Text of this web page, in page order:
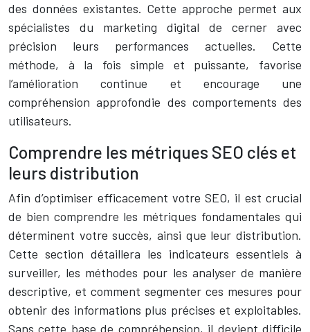
des données existantes. Cette approche permet aux
spécialistes du marketing digital de cerner avec
précision leurs performances actuelles. Cette
méthode, à la fois simple et puissante, favorise
l’amélioration continue et encourage une
compréhension approfondie des comportements des
utilisateurs.
Comprendre les métriques SEO clés et
leurs distribution
Afin d’optimiser efficacement votre SEO, il est crucial
de bien comprendre les métriques fondamentales qui
déterminent votre succès, ainsi que leur distribution.
Cette section détaillera les indicateurs essentiels à
surveiller, les méthodes pour les analyser de manière
descriptive, et comment segmenter ces mesures pour
obtenir des informations plus précises et exploitables.
Sans cette base de compréhension, il devient difficile